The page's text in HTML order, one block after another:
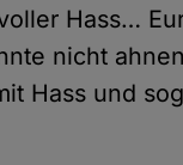
Hass…
nicht
Hass und